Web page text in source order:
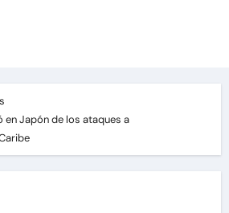
en Japón de los ataques a